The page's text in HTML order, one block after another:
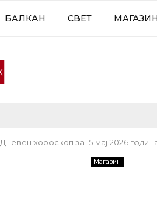
БАЛКАН СВЕТ МАГАЗИН
Дневен хороскоп за 15 мај 2026
Магазин